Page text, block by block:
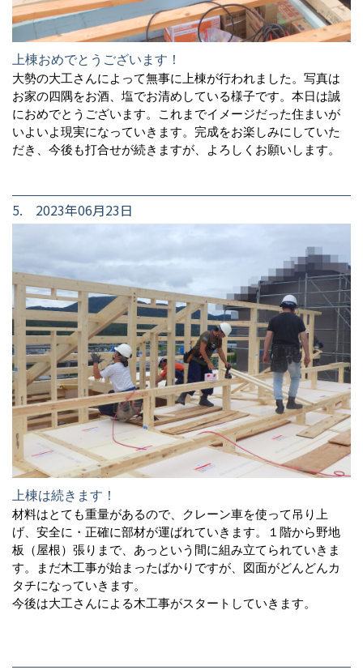
上棟おめでとうございます！
大勢の大工さんによって無事に上棟が行われました。写真は
お家の四隅をお酒、塩でお清めしている様子です。本日は誠
におめでとうございます。これまでイメージだった住まいが
いよいよ現実になっていきます。完成をお楽しみにしていた
だき、今後も打合せが続きますが、よろしくお願いします。
5. 2023年06月23日
上棟は続きます！
材料はとても重量があるので、クレーン車を使って吊り上
げ、安全に・正確に部材が運ばれていきます。１階から野地
板（屋根）張りまで、あっという間に組み立てられていきま
す。まだ木工事が始まったばかりですが、図面がどんどんカ
タチになっていきます。
今後は大工さんによる木工事がスタートしていきます。